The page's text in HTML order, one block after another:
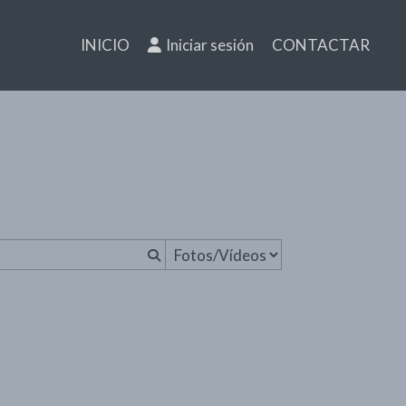
INICIO Iniciar sesión CONTACTAR